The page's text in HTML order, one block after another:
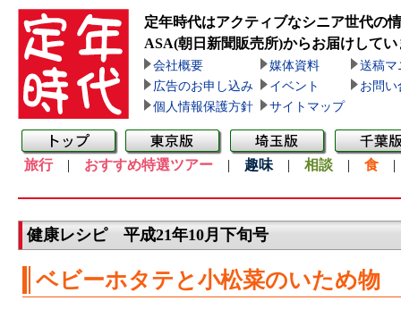
定年時代はアクティブなシニア世代の
ASA(朝日新聞販売所)からお届けしてい
会社概要 媒体資料
送稿マ
広告のお申し込み
イベント
お問い
個人情報保護方針
サイトマップ
旅行| おすすめ特選ツアー | 趣味 | 相談 | 食
健康レシピ 平成21年10月下旬号
ベビーホタテと小松菜のいため物